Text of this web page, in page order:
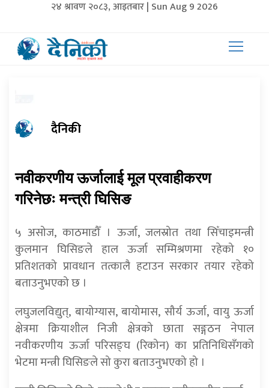
२४ श्रावण २०८३, आइतबार | Sun Aug 9 2026
दैनिकी
नवीकरणीय ऊर्जालाई मूल प्रवाहीकरण
गरिनेछः मन्त्री घिसिङ
५ असोज, काठमाडौँ । ऊर्जा, जलस्रोत तथा सिँचाइमन्त्री
कुलमान घिसिङले हाल ऊर्जा सम्मिश्रणमा रहेको १०
प्रतिशतको प्रावधान तत्कालै हटाउन सरकार तयार रहेको
बताउनुभएको छ ।
लघुजलविद्युत्, बायोग्यास, बायोमास, सौर्य ऊर्जा, वायु ऊर्जा
क्षेत्रमा क्रियाशील निजी क्षेत्रको छाता सङ्गठन नेपाल
नवीकरणीय ऊर्जा परिसङ्घ (रिकोन) का प्रतिनिधिसँगको
भेटमा मन्त्री घिसिङले सो कुरा बताउनुभएको हो ।